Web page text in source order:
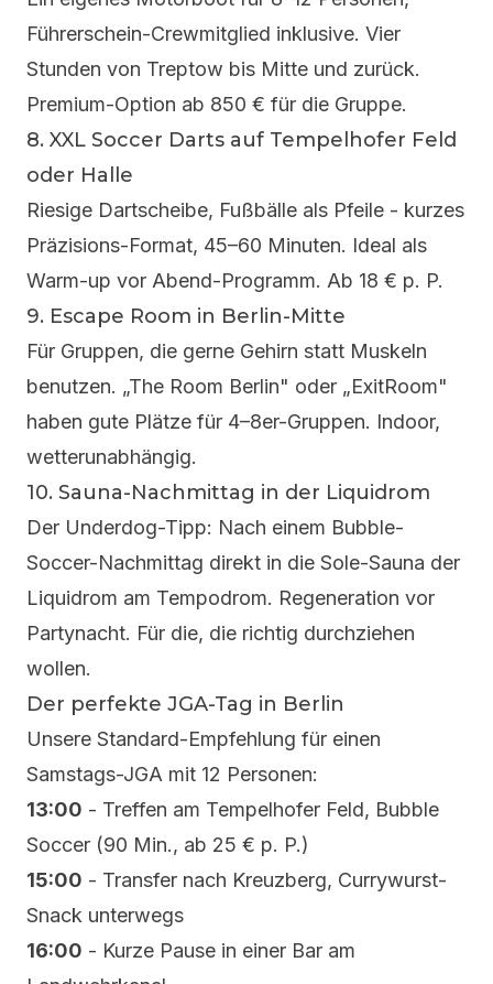
Führerschein-Crewmitglied inklusive. Vier
Stunden von Treptow bis Mitte und zurück.
Premium-Option ab 850 € für die Gruppe.
8. XXL Soccer Darts auf Tempelhofer Feld
oder Halle
Riesige Dartscheibe, Fußbälle als Pfeile - kurzes
Präzisions-Format, 45–60 Minuten. Ideal als
Warm-up vor Abend-Programm. Ab 18 € p. P.
9. Escape Room in Berlin-Mitte
Für Gruppen, die gerne Gehirn statt Muskeln
benutzen. „The Room Berlin" oder „ExitRoom"
haben gute Plätze für 4–8er-Gruppen. Indoor,
wetterunabhängig.
10. Sauna-Nachmittag in der Liquidrom
Der Underdog-Tipp: Nach einem Bubble-
Soccer-Nachmittag direkt in die Sole-Sauna der
Liquidrom am Tempodrom. Regeneration vor
Partynacht. Für die, die richtig durchziehen
wollen.
Der perfekte JGA-Tag in Berlin
Unsere Standard-Empfehlung für einen
Samstags-JGA mit 12 Personen:
13:00 - Treffen am Tempelhofer Feld, Bubble
Soccer (90 Min., ab 25 € p. P.)
15:00 - Transfer nach Kreuzberg, Currywurst-
Snack unterwegs
16:00 - Kurze Pause in einer Bar am